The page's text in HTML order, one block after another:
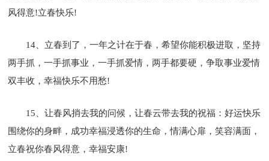
风得意!立春快乐!
14、立春到了，一年之计在于春，希望你能积极进取，坚持
两手抓，一手抓事业，一手抓爱情，两手都要硬，争取事业爱情
双丰收，幸福快乐不用愁!
15、让春风捎去我的问候，让春云带去我的祝福：好运快乐
围绕你的身畔，成功幸福浸透你的生命，情满心扉，笑容满面，
立春祝你春风得意，幸福安康!